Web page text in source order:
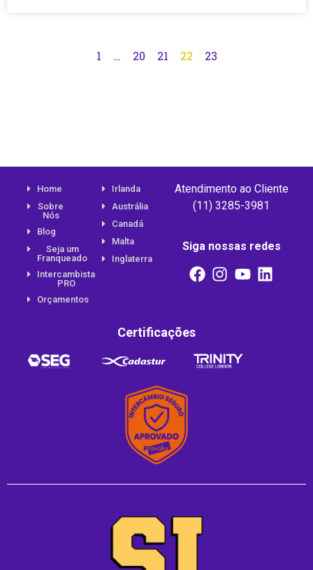
1 … 20 21 22 23
Home
Sobre
Nós
Blog
Seja um
Franqueado
Intercambista
PRO
Orçamentos
Irlanda
Austrália
Canadá
Malta
Inglaterra
Atendimento ao Cliente
(11) 3285-3981
Siga nossas redes
Certificações